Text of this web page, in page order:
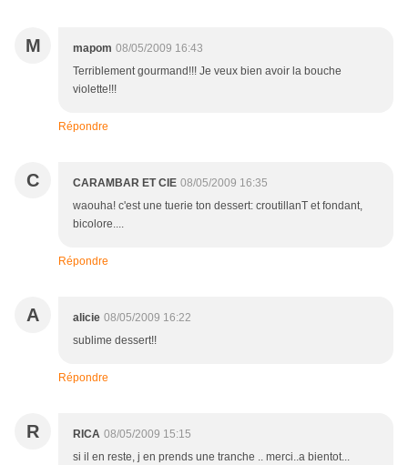
M mapom 08/05/2009 16:43
Terriblement gourmand!!! Je veux bien avoir la bouche
violette!!!
Répondre
C CARAMBAR ET CIE 08/05/2009 16:35
waouha! c'est une tuerie ton dessert: croutillanT et fondant,
bicolore....
Répondre
A alicie 08/05/2009 16:22
sublime dessert!!
Répondre
R RICA 08/05/2009 15:15
si il en reste, j en prends une tranche .. merci..a bientot...